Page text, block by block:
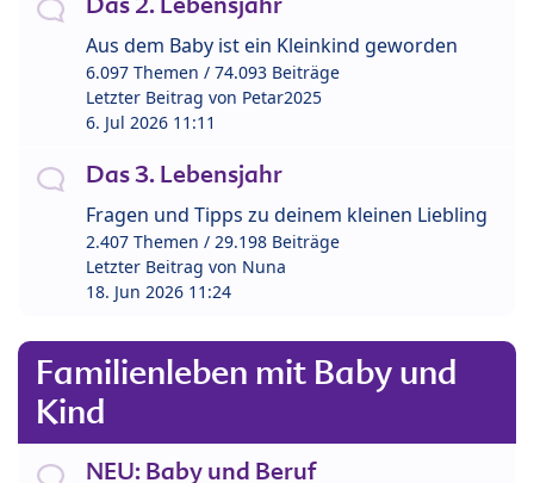
Aus dem Baby ist ein Kleinkind geworden
6.097 Themen / 74.093 Beiträge
Letzter Beitrag von Petar2025
6. Jul 2026 11:11
Das 3. Lebensjahr
Fragen und Tipps zu deinem kleinen Liebling
2.407 Themen / 29.198 Beiträge
Letzter Beitrag von Nuna
18. Jun 2026 11:24
Familienleben mit Baby und
Kind
NEU: Baby und Beruf